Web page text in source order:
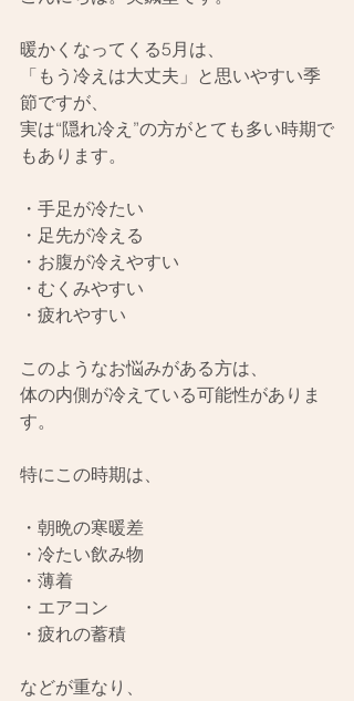
暖かくなってくる5月は、
「もう冷えは大丈夫」と思いやすい季
節ですが、
実は“隠れ冷え”の方がとても多い時期で
もあります。
・手足が冷たい
・足先が冷える
・お腹が冷えやすい
・むくみやすい
・疲れやすい
このようなお悩みがある方は、
体の内側が冷えている可能性がありま
す。
特にこの時期は、
・朝晩の寒暖差
・冷たい飲み物
・薄着
・エアコン
・疲れの蓄積
などが重なり、